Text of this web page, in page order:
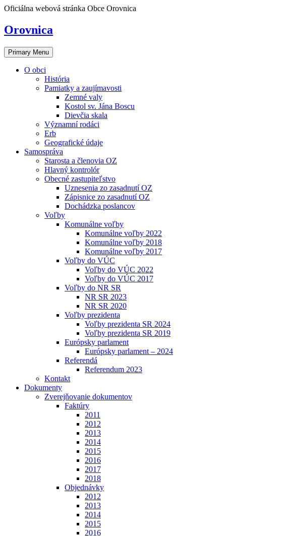
Skip
content
Oficiálna webová stránka Obce Orovnica
Orovnica
Primary Menu
O obci
História
Pamiatky a zaujímavosti
Zemné valy
Kostol sv. Jána Boscu
Dievčia skala
Významní rodáci
Erb
Geografické údaje
Samospráva
Starosta a členovia OZ
Hlavný kontrolór
Obecné zastupiteľstvo
Uznesenia zo zasadnutí OZ
Zápisnice zo zasadnutí OZ
Dochádzka poslancov
Voľby
Komunálne voľby
Komunálne voľby 2022
Komunálne voľby 2018
Komunálne voľby 2017
Voľby do VÚC
Voľby do VÚC 2022
Voľby do VÚC 2017
Voľby do NR SR
NR SR 2023
NR SR 2020
Voľby prezidenta
Voľby prezidenta SR 2024
Voľby prezidenta SR 2019
Európsky parlament
Európsky parlament – 2024
Referendá
Referendum 2023
Kontakt
Dokumenty
Zverejňovanie dokumentov
Faktúry
2011
2012
2013
2014
2015
2016
2017
2018
Objednávky
2012
2013
2014
2015
2016